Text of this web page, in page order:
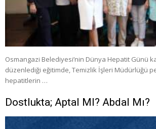
Osmangazi Belediyesi’nin Dünya Hepatit Günü
düzenlediği eğitimde, Temizlik İşleri Müdürlüğü
hepatitlerin …
Dostlukta; Aptal MI? Abdal Mı?